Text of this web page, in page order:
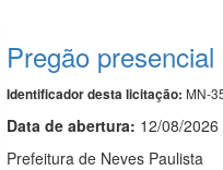
Pregão
Identificador desta licitação: MN-
Data de abertura: 12/08/2026
Prefeitura de Neves Paulista